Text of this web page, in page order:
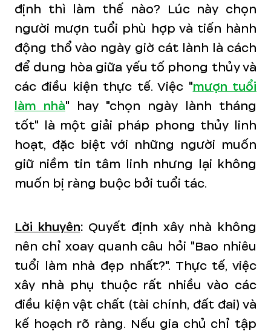
định thì làm thế nào? Lúc này chọn
người mượn tuổi phù hợp và tiến hành
động thổ vào ngày giờ cát lành là cách
để dung hòa giữa yếu tố phong thủy và
các điều kiện thực tế. Việc "mượn tuổi
làm nhà" hay "chọn ngày lành tháng
tốt" là một giải pháp phong thủy linh
hoạt, đặc biệt với những người muốn
giữ niềm tin tâm linh nhưng lại không
muốn bị ràng buộc bởi tuổi tác.
Lời khuyên: Quyết định xây nhà không
nên chỉ xoay quanh câu hỏi "Bao nhiêu
tuổi làm nhà đẹp nhất?". Thực tế, việc
xây nhà phụ thuộc rất nhiều vào các
điều kiện vật chất (tài chính, đất đai) và
kế hoạch rõ ràng. Nếu gia chủ chỉ tập